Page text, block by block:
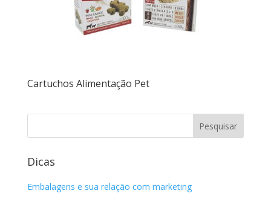
Cartuchos Alimentação Pet
Dicas
Embalagens e sua relação com marketing